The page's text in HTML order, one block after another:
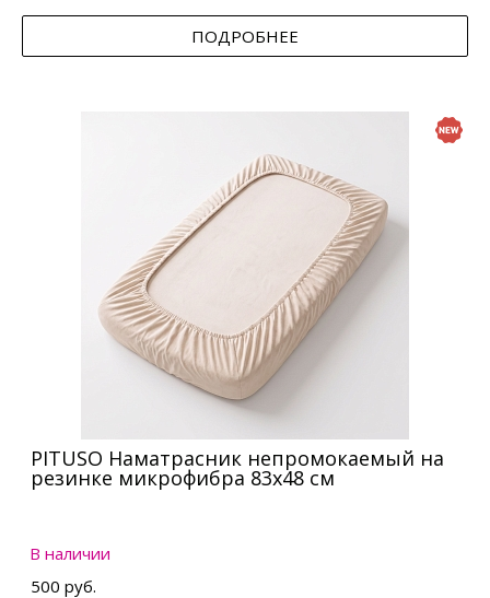
ПОДРОБНЕЕ
PITUSO Наматрасник непромокаемый на
резинке микрофибра 83х48 см
В наличии
500 руб.